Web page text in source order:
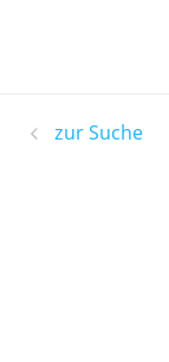
zur Suche